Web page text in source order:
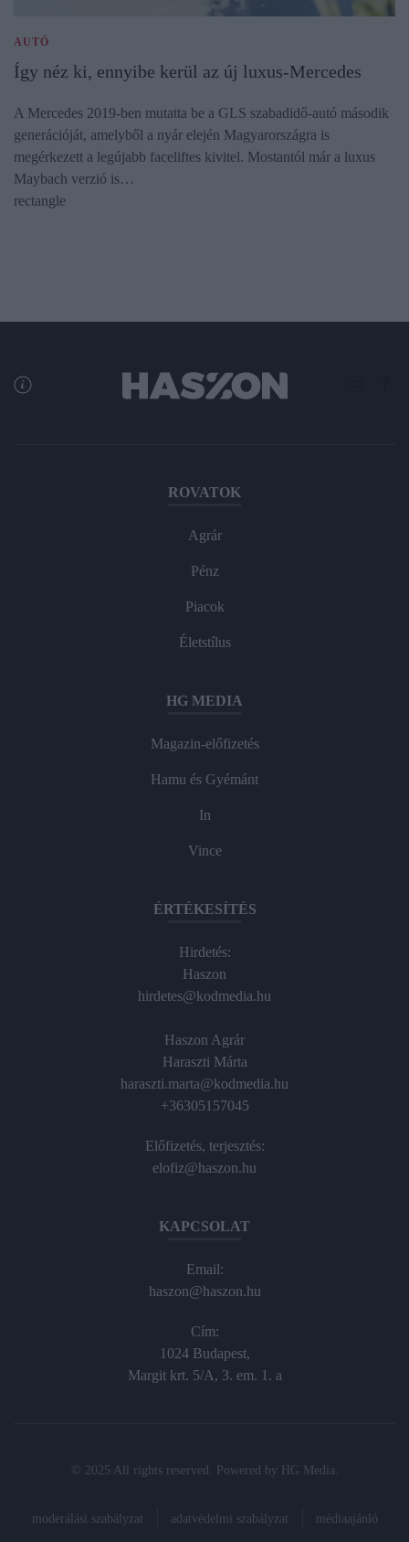
AUTÓ
Így néz ki, ennyibe kerül az új luxus-Mercedes
A Mercedes 2019-ben mutatta be a GLS szabadidő-autó második
generációját, amelyből a nyár elején Magyarországra is
megérkezett a legújabb faceliftes kivitel. Mostantól már a luxus
Maybach verzió is…
rectangle
ROVATOK
Agrár
Pénz
Piacok
Életstílus
HG MEDIA
Magazin-előfizetés
Hamu és Gyémánt
In
Vince
ÉRTÉKESÍTÉS
Hirdetés:
Haszon
hirdetes@kodmedia.hu
Haszon Agrár
Haraszti Márta
haraszti.marta@kodmedia.hu
+36305157045
Előfizetés, terjesztés:
elofiz@haszon.hu
KAPCSOLAT
Email:
haszon@haszon.hu
Cím:
1024 Budapest,
Margit krt. 5/A, 3. em. 1. a
© 2025 All rights reserved. Powered by HG Media
moderálási szabályzat adatvédelmi szabályzat médiaajánló